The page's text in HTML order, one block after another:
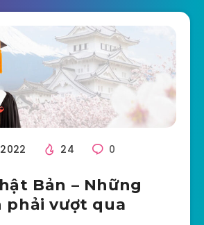
24 0
Bản – Những
phải vượt qua